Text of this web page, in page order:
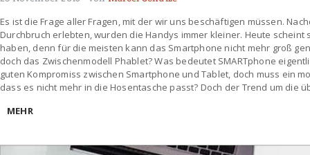
Es ist die Frage aller Fragen, mit der wir uns beschäftigen müssen.
Durchbruch erlebten, wurden die Handys immer kleiner. Heute scheint
haben, denn für die meisten kann das Smartphone nicht mehr groß
doch das Zwischenmodell Phablet? Was bedeutet SMARTphone
guten Kompromiss zwischen Smartphone und Tablet, doch muss ein
dass es nicht mehr in die Hosentasche passt? Doch der Trend um die
MEHR